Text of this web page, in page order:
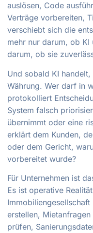
auslösen, Code
Verträge vorbereiten,
verschiebt sich die
mehr nur darum, ob
darum, ob sie
Und sobald KI
Währung. Wer darf in
protokolliert
System falsch
übernimmt oder eine
erklärt dem Kunden,
oder dem Gericht,
vorbereitet wurde?
Für Unternehmen ist
Es ist operative
erstellen,
prüfen,